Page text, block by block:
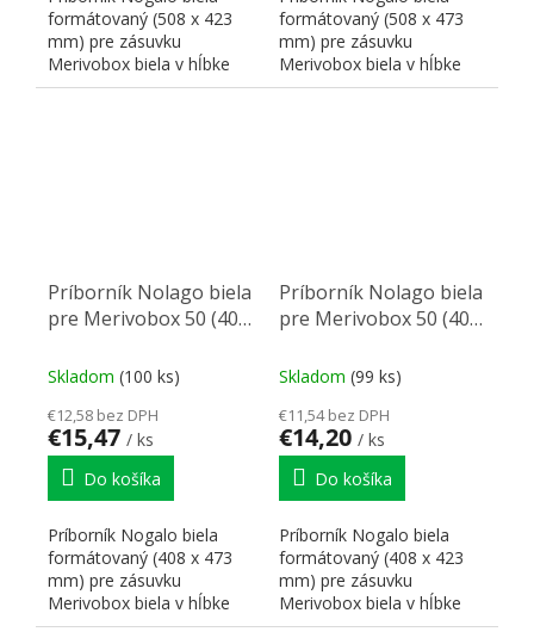
formátovaný (508 x 423
mm) pre zásuvku
Merivobox biela v hĺbke
450 mm pre skrinku 600
formátovaný (508 x 473
mm) pre zásuvku
Merivobox biela v hĺbke
500 mm pre skrinku 600
Príborník Nolago biela
pre Merivobox 50 (408
Skladom (100 ks)
€12,58 bez DPH
€15,47 / ks
Do košíka
Príborník Nogalo biela
formátovaný (408 x 473
mm) pre zásuvku
Merivobox biela v hĺbke
500 mm pre skrinku 500
Príborník Nolago biela
pre Merivobox 50 (408
Skladom (99 ks)
€11,54 bez DPH
€14,20 / ks
Do košíka
Príborník Nogalo biela
formátovaný (408 x 423
mm) pre zásuvku
Merivobox biela v hĺbke
450 mm pre skrinku 500